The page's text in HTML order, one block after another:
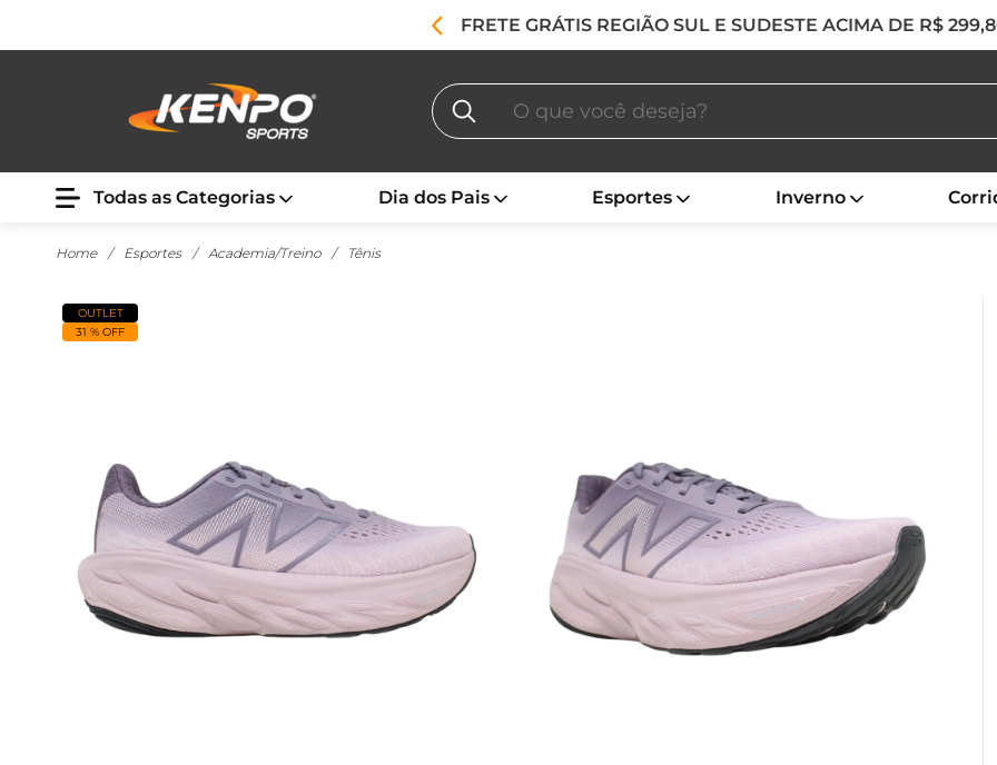
FRETE GRÁTIS REGIÃO SUL E SUDESTE ACIMA DE R$
Todas as Categorias Dia dos Pais Esportes Inverno
Home / Esportes / Academia/Treino / Tênis
OUTLET
31 % OFF